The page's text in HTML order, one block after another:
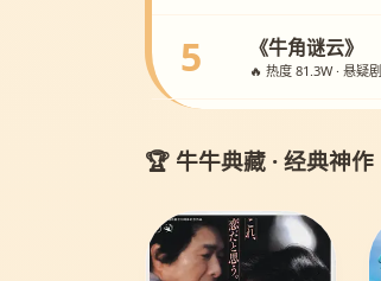
5 《牛角谜云》
🔥 热度 81.3W · 悬疑剧
🏆 牛牛典藏 · 经典神作